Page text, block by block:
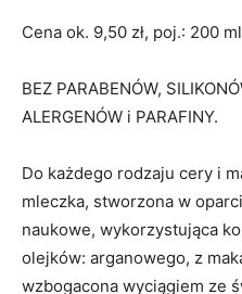
Cena ok. 9,50 zł, poj.: 200 ml
BEZ PARABENÓW,
ALERGENÓW i PARAFINY.
Do każdego rodzaju cery i
mleczka, stworzona w
naukowe, wykorzystująca
olejków: arganowego, z
wzbogacona wyciągiem ze